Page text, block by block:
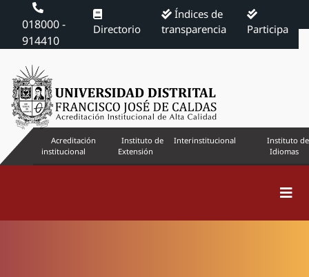
018000 -
914410
Directorio
Índices de
transparencia
Participa
Acreditación
institucional
Instituto de
Extensión
Interinstitucional
Instituto de
Idiomas